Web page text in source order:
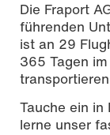
Die Fraport
führenden
ist an 29
365 Tagen
Tauche ein in
lerne unser